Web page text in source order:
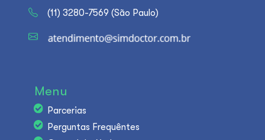
(11) 3280-7569 (São Paulo)
Menu
Parcerias
Perguntas Frequêntes